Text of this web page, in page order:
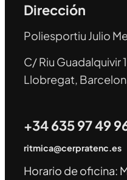
Dirección
Poliesportiu Julio
C/ Riu Guadalquivir
Llobregat,
+34 635 97 49
ritmica@cerpratenc.es
Horario de oficina: